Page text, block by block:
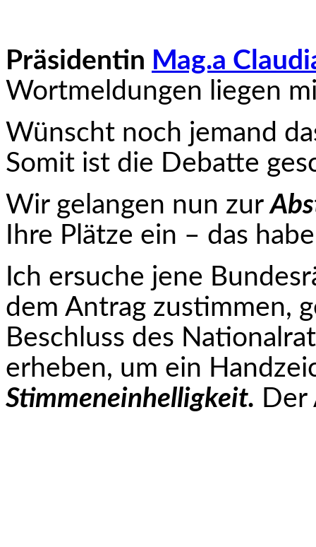
Präsidentin Mag.a
Wortmeldungen liegen
Wünscht noch jemand
Somit ist die Debatte
Wir gelangen nun zur
Ihre Plätze ein – das
Ich ersuche jene
dem Antrag zustimmen,
Beschluss des
erheben, um ein
Stimmeneinhelligkeit.